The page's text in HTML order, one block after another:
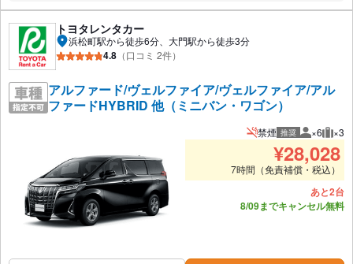
トヨタレンタカー
浜松町駅から徒歩6分、大門駅から徒歩3分
4.8 （口コミ 2件）
アルファード/ヴェルファイア/ヴェルファイア/アル
ファードHYBRID 他（ミニバン・ワゴン）
禁煙 推奨 推奨人数
×6 推
×3
¥28,028
7時間（免責補償・税込）
あと2台
8/09までキャンセル無料